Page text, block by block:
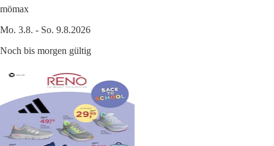
mömax
Mo. 3.8. - So. 9.8.2026
Noch bis morgen gültig